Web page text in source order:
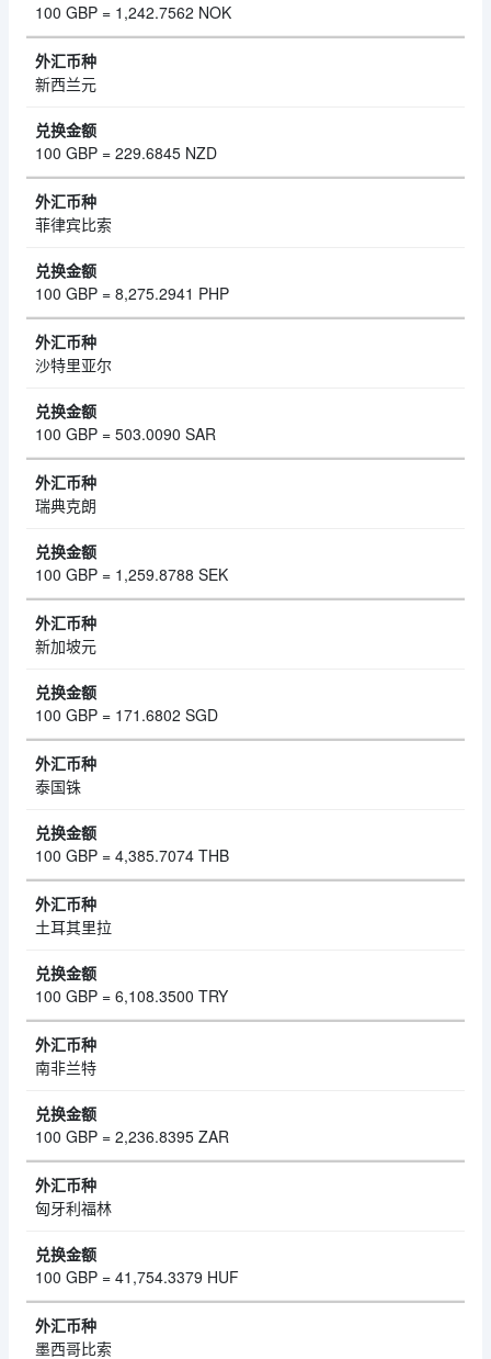
100 GBP = 1,242.7562 NOK
新西兰元
100 GBP = 229.6845 NZD
菲律宾比索
100 GBP = 8,275.2941 PHP
沙特里亚尔
100 GBP = 503.0090 SAR
瑞典克朗
100 GBP = 1,259.8788 SEK
新加坡元
100 GBP = 171.6802 SGD
泰国铢
100 GBP = 4,385.7074 THB
土耳其里拉
100 GBP = 6,108.3500 TRY
南非兰特
100 GBP = 2,236.8395 ZAR
匈牙利福林
100 GBP = 41,754.3379 HUF
墨西哥比索